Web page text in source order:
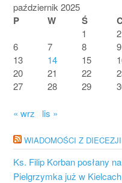
październik 2025
P W Ś C
1 2
6
7 8 9
13
14 15
20
21 22
27
28 29
« wrz lis »
WIADOMOŚCI Z DIECEZJI
Ks. Filip Korban posłany
Pielgrzymka już w